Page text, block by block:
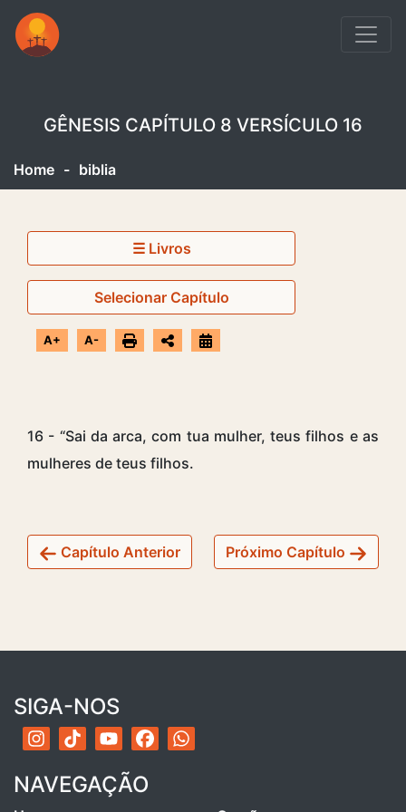
GÊNESIS CAPÍTULO 8 VERSÍCULO 16
Home - biblia
☰ Livros
Selecionar Capítulo
A+ A-
16 - “Sai da arca, com tua mulher, teus filhos e as
mulheres de teus filhos.
Capítulo Anterior Próximo Capítulo
SIGA-NOS
NAVEGAÇÃO